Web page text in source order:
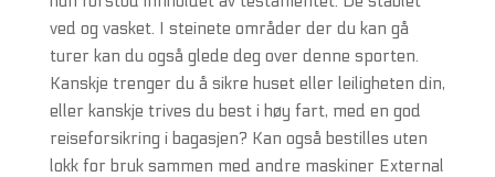
ved og vasket. I steinete områder der du kan gå
turer kan du også glede deg over denne sporten.
Kanskje trenger du å sikre huset eller leiligheten din,
eller kanskje trives du best i høy fart, med en god
reiseforsikring i bagasjen? Kan også bestilles uten
lokk for bruk sammen med andre maskiner External